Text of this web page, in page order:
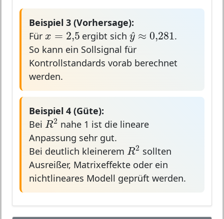
Beispiel 3 (Vorhersage):
Für x = 2,5
x=2,5 ergibt sich^
y ≈ 0,281
y ^ ≈0,281.
So kann ein Sollsignal für
Kontrollstandards vorab berechnet
werden.
Beispiel 4 (Güte):
Bei R2
R2nahe 1 ist die lineare
Anpassung sehr gut.
Bei deutlich kleinerem R2
R2 sollten
Ausreißer, Matrixeffekte oder ein
nichtlineares Modell geprüft werden.